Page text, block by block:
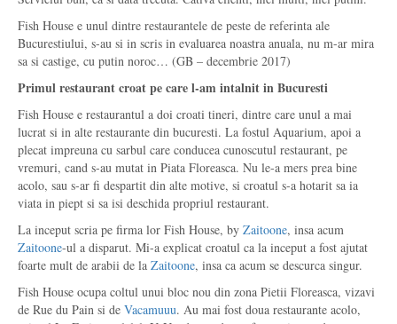
Fish House e unul dintre restaurantele de peste de referinta ale
Bucurestiului, s-au si in scris in evaluarea noastra anuala, nu m-ar mira
sa si castige, cu putin noroc… (GB – decembrie 2017)
Primul restaurant croat pe care l-am intalnit in Bucuresti
Fish House e restaurantul a doi croati tineri, dintre care unul a mai
lucrat si in alte restaurante din bucuresti. La fostul Aquarium, apoi a
plecat impreuna cu sarbul care conducea cunoscutul restaurant, pe
vremuri, cand s-au mutat in Piata Floreasca. Nu le-a mers prea bine
acolo, sau s-ar fi despartit din alte motive, si croatul s-a hotarit sa ia
viata in piept si sa isi deschida propriul restaurant.
La inceput scria pe firma lor Fish House, by Zaitoone, insa acum
Zaitoone-ul a disparut. Mi-a explicat croatul ca la inceput a fost ajutat
foarte mult de arabii de la Zaitoone, insa ca acum se descurca singur.
Fish House ocupa coltul unui bloc nou din zona Pietii Floreasca, vizavi
de Rue du Pain si de Vacamuuu. Au mai fost doua restaurante acolo,